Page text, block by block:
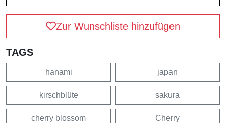
Zur Wunschliste hinzufügen
TAGS
hanami japan
kirschblüte sakura
cherry blossom Cherry